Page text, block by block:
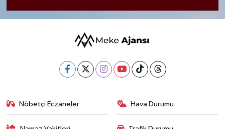
Nöbetçi Eczaneler Hava Durumu